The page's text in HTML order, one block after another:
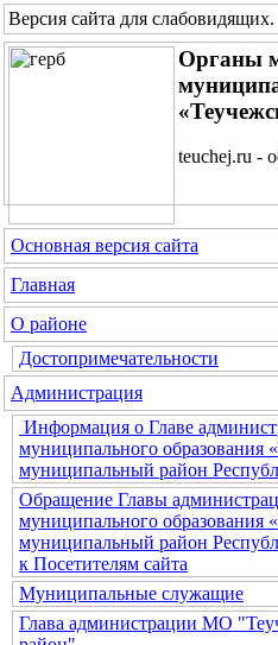
Версия сайта для слабовидящих.
Органы
teuchej.ru -
Основная версия сайта
Главная
О районе
Достопримечательности
Администрация
Информация о Главе
муниципального образования
муниципальный район
Обращение Главы
муниципального образования
муниципальный район
к Посетителям сайта
Муниципальные служащие
Глава администрации МО